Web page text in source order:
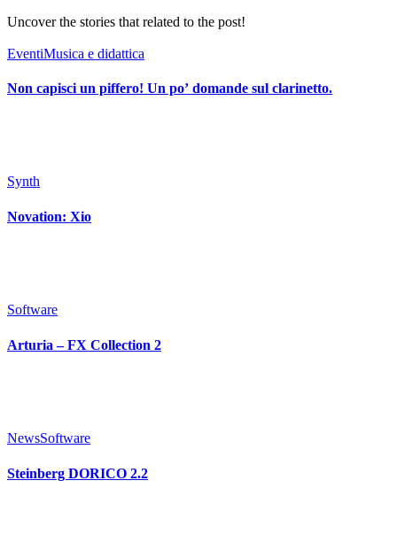
Uncover the stories that related to the post!
EventiMusica e didattica
Non capisci un piffero! Un po’ domande sul clarinetto.
Synth
Novation: Xio
Software
Arturia – FX Collection 2
NewsSoftware
Steinberg DORICO 2.2